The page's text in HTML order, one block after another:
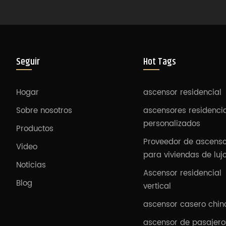
Seguir
Hogar
Sobre nosotros
Productos
Video
Noticias
Blog
Hot Tags
ascensor residencial
ascensores
personalizados
Proveedor de
para viviendas de
Ascensor residencial
vertical
ascensor casero
ascensor de